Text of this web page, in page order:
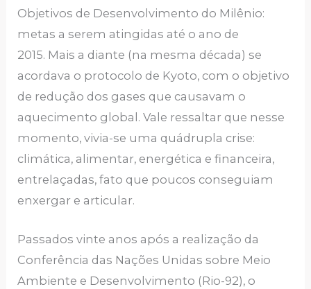
Objetivos de Desenvolvimento do Milênio:
metas a serem atingidas até o ano de
2015. Mais a diante (na mesma década) se
acordava o protocolo de Kyoto, com o objetivo
de redução dos gases que causavam o
aquecimento global. Vale ressaltar que nesse
momento, vivia-se uma quádrupla crise:
climática, alimentar, energética e financeira,
entrelaçadas, fato que poucos conseguiam
enxergar e articular.
Passados vinte anos após a realização da
Conferência das Nações Unidas sobre Meio
Ambiente e Desenvolvimento (Rio-92), o